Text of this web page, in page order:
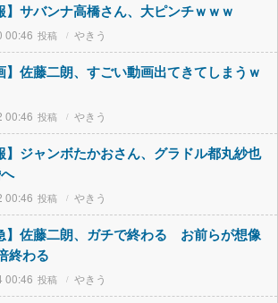
】サバンナ高橋さん、大ピンチｗｗｗ
00:46 やきう
】佐藤二朗、すごい動画出てきてしまうｗ
00:46 やきう
】ジャンボたかおさん、グラドル都丸紗也
00:46 やきう
】佐藤二朗、ガチで終わる お前らが想像
終わる
00:46 やきう